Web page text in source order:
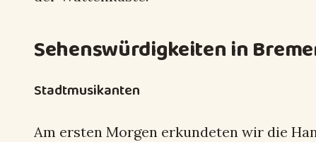
Sehenswürdigkeiten in
Stadtmusikanten
Am ersten Morgen erkundeten wir die